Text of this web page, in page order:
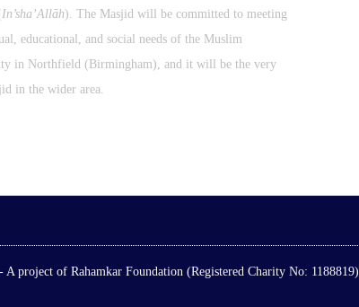
In’sha’Allāh). The Masjid will be committed to meeting
educational, and social needs of the Muslim
in Northfield (Birmingham), and it will be the very
in the wider area.
A project of Rahamkar Foundation (Registered Charity No: 1188819)